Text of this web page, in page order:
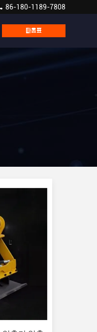
86-180-1189-7808
따옴표